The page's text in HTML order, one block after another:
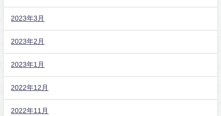
2023年3月
2023年2月
2023年1月
2022年12月
2022年11月